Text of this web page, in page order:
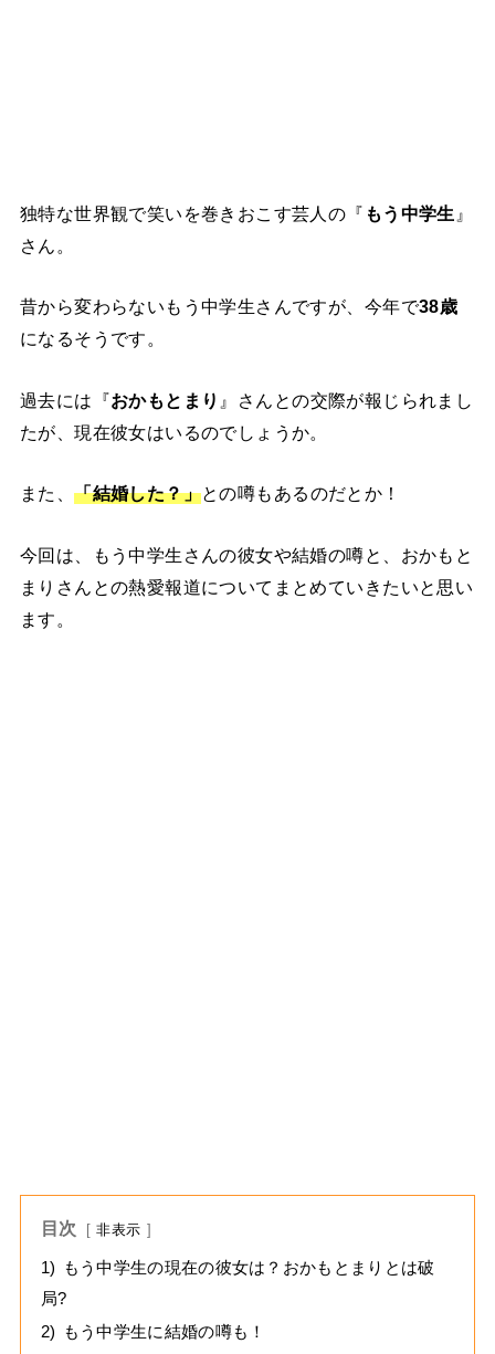
独特な世界観で笑いを巻きおこす芸人の『 もう中学生 』
さん。
昔から変わらないもう中学生さんですが、今年で38歳
になるそうです。
過去には『おかもとまり 』さんとの交際が報じられまし
たが、現在彼女はいるのでしょうか。
また、「結婚した？」との噂もあるのだとか！
今回は、もう中学生さんの彼女や結婚の噂と、おかもと
まりさんとの熱愛報道についてまとめていきたいと思い
ます。
目次 非表示
1)
もう中学生の現在の彼女は？おかもとまりとは破
局?
2)
もう中学生に結婚の噂も！